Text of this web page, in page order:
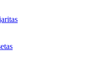
🤖Estoy aquí para
resolvemos juntos!